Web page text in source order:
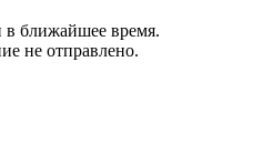
ближайшее время.
не отправлено.